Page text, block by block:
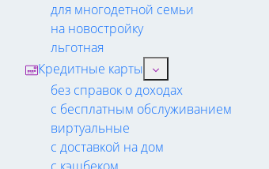
для многодетной семьи
на новостройку
льготная
Кредитные карты
без справок о доходах
с бесплатным обслуживанием
виртуальные
с доставкой на дом